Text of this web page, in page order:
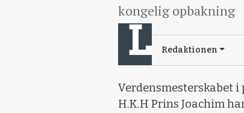
kongelig opbakning
Redaktionen
Verdensmesterskabet
H.K.H Prins Joachim